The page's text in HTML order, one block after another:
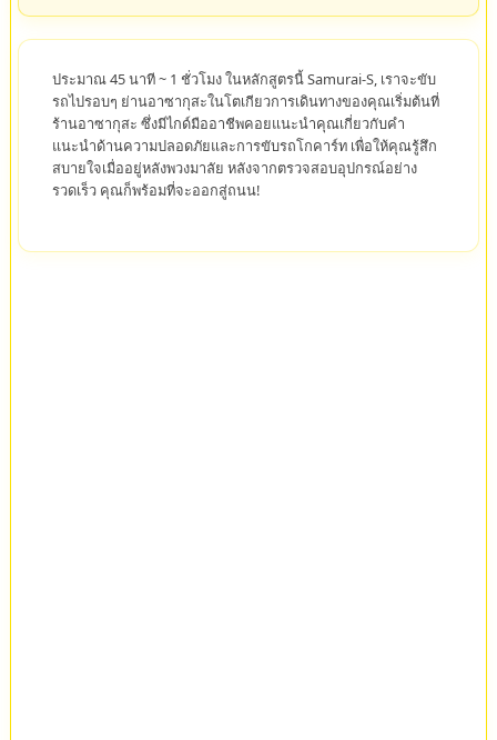
ประมาณ 45 นาที ~ 1 ชั่วโมง ในหลักสูตรนี้ Samurai-S, เราจะขับ
รถไปรอบๆ ย่านอาซากุสะในโตเกียวการเดินทางของคุณเริ่มต้นที่
ร้านอาซากุสะ ซึ่งมีไกด์มืออาชีพคอยแนะนำคุณเกี่ยวกับคำ
แนะนำด้านความปลอดภัยและการขับรถโกคาร์ท เพื่อให้คุณรู้สึก
สบายใจเมื่ออยู่หลังพวงมาลัย หลังจากตรวจสอบอุปกรณ์อย่าง
รวดเร็ว คุณก็พร้อมที่จะออกสู่ถนน!